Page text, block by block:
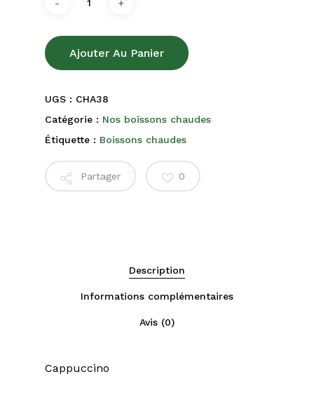
Ajouter Au Panier
UGS : CHA38
Catégorie : Nos boissons chaudes
Étiquette : Boissons chaudes
Partager 0
Description
Informations complémentaires
Avis (0)
Cappuccino